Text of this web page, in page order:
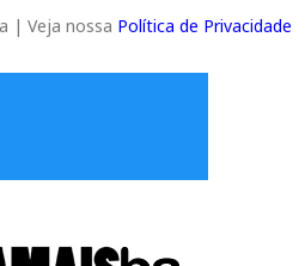
| Veja nossa Política de Privacidade